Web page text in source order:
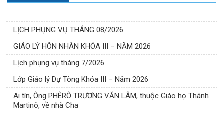
LỊCH PHỤNG VỤ THÁNG 08/2026
GIÁO LÝ HÔN NHÂN KHÓA III – NĂM 2026
Lịch phụng vụ tháng 7/2026
Lớp Giáo lý Dự Tòng Khóa III – Năm 2026
Ai tín, Ông PHÊRÔ TRƯƠNG VĂN LÂM, thuộc Giáo họ Thánh
Martinô, về nhà Cha